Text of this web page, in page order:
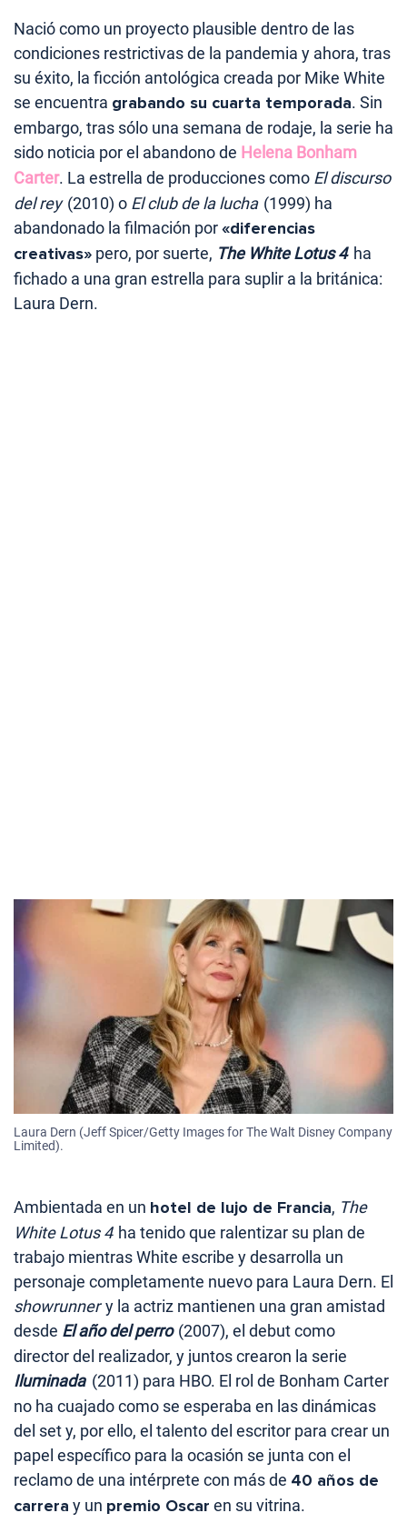
Nació como un proyecto plausible dentro de las
condiciones restrictivas de la pandemia y ahora, tras
su éxito, la ficción antológica creada por Mike White
se encuentra grabando su cuarta temporada. Sin
embargo, tras sólo una semana de rodaje, la serie ha
sido noticia por el abandono de Helena Bonham
Carter. La estrella de producciones como El discurso
del rey(2010) o El club de la lucha (1999) ha
abandonado la filmación por«diferencias
creativas» pero, por suerte, The White Lotus 4 ha
fichado a una gran estrella para suplir a la británica:
Laura Dern.
Laura Dern (Jeff Spicer/Getty Images for The Walt Disney Company
Limited).
Ambientada en un hotel de lujo de Francia, The
White Lotus 4 ha tenido que ralentizar su plan de
trabajo mientras White escribe y desarrolla un
personaje completamente nuevo para Laura Dern. El
showrunnery la actriz mantienen una gran amistad
desde El año del perro(2007), el debut como
director del realizador, y juntos crearon la serie
Iluminada (2011) para HBO. El rol de Bonham Carter
no ha cuajado como se esperaba en las dinámicas
del set y, por ello, el talento del escritor para crear un
papel específico para la ocasión se junta con el
reclamo de una intérprete con más de 40 años de
carrera y un premio Oscar en su vitrina.